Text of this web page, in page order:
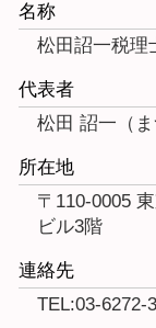
名称
松田詔一税理
代表者
松田 詔一（ま
所在地
〒110-0005
ビル3階
連絡先
TEL:03-6272-